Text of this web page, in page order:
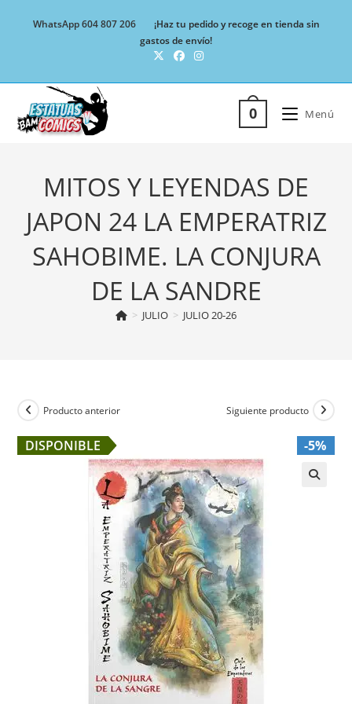
WhatsApp 604 807 206
¡Haz tu pedido y recoge en tienda sin
gastos de envío!
0 Menú
MITOS Y LEYENDAS DE
JAPON 24 LA EMPERATRIZ
SAHOBIME. LA CONJURA
DE LA SANDRE
> JULIO > JULIO 20-26
Producto anterior Siguiente producto
DISPONIBLE -5%